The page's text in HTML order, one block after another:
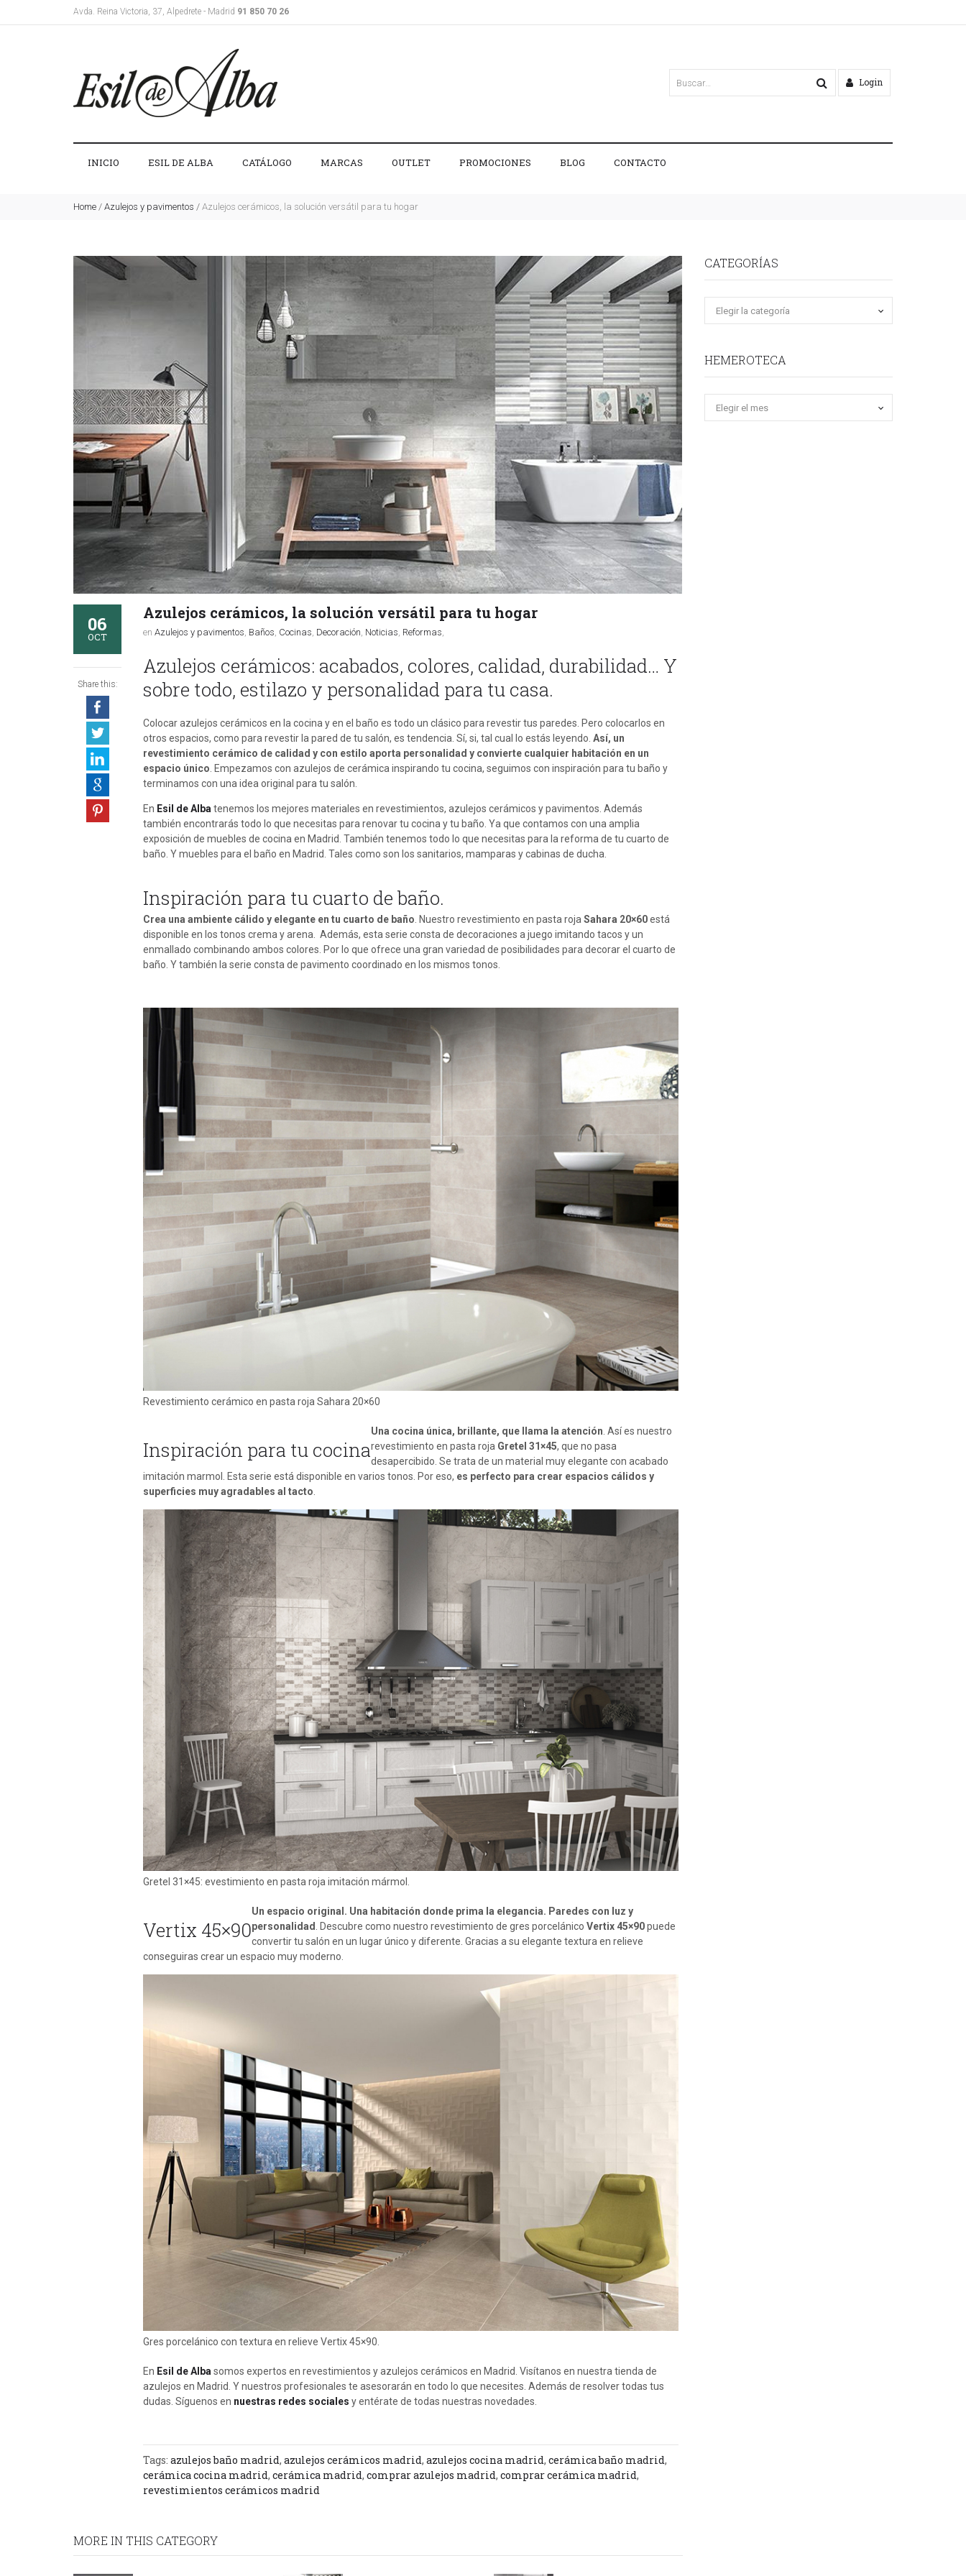
Avda. Reina Victoria, 37, Alpedrete - Madrid 91 850 70 26
Login
INICIO ESIL DE ALBA CATÁLOGO MARCAS OUTLET PROMOCIONES BLOG CONTACTO
Home / Azulejos y pavimentos / Azulejos cerámicos, la solución versátil para tu hogar
CATEGORÍAS
HEMEROTECA
06
OCT
Share this:
Azulejos cerámicos, la solución versátil para tu hogar
en Azulejos y pavimentos, Baños, Cocinas, Decoración, Noticias, Reformas,
Azulejos cerámicos: acabados, colores, calidad, durabilidad… Y
sobre todo, estilazo y personalidad para tu casa.
Colocar azulejos cerámicos en la cocina y en el baño es todo un clásico para revestir tus paredes. Pero colocarlos en
otros espacios, como para revestir la pared de tu salón, es tendencia. Sí, si, tal cual lo estás leyendo. Así, un
revestimiento cerámico de calidad y con estilo aporta personalidad y convierte cualquier habitación en un
espacio único . Empezamos con azulejos de cerámica inspirando tu cocina, seguimos con inspiración para tu baño y
terminamos con una idea original para tu salón.
En Esil de Alba tenemos los mejores materiales en revestimientos, azulejos cerámicos y pavimentos. Además
también encontrarás todo lo que necesitas para renovar tu cocina y tu baño. Ya que contamos con una amplia
exposición de muebles de cocina en Madrid. También tenemos todo lo que necesitas para la reforma de tu cuarto de
baño. Y muebles para el baño en Madrid. Tales como son los sanitarios, mamparas y cabinas de ducha.
Inspiración para tu cuarto de baño.
Crea una ambiente cálido y elegante en tu cuarto de baño . Nuestro revestimiento en pasta roja Sahara 20×60está
disponible en los tonos crema y arena. Además, esta serie consta de decoraciones a juego imitando tacos y un
enmallado combinando ambos colores. Por lo que ofrece una gran variedad de posibilidades para decorar el cuarto de
baño. Y también la serie consta de pavimento coordinado en los mismos tonos.
Revestimiento cerámico en pasta roja Sahara 20×60
Inspiración para tu cocina
Una cocina única, brillante, que llama la atención . Así es nuestro
revestimiento en pasta roja Gretel 31×45, que no pasa
desapercibido. Se trata de un material muy elegante con acabado
imitación marmol. Esta serie está disponible en varios tonos. Por eso, es perfecto para crear espacios cálidos y
superficies muy agradables al tacto
Gretel 31×45: evestimiento en pasta roja imitación mármol.
Vertix 45×90
Un espacio original. Una habitación donde prima la elegancia. Paredes con luz y
personalidad . Descubre como nuestro revestimiento de gres porcelánico Vertix 45×90puede
convertir tu salón en un lugar único y diferente. Gracias a su elegante textura en relieve
conseguiras crear un espacio muy moderno.
Gres porcelánico con textura en relieve Vertix 45×90.
En Esil de Alba somos expertos en revestimientos y azulejos cerámicos en Madrid. Visítanos en nuestra tienda de
azulejos en Madrid. Y nuestros profesionales te asesorarán en todo lo que necesites. Además de resolver todas tus
dudas. Síguenos en nuestras redes sociales y entérate de todas nuestras novedades.
Tags: azulejos baño madrid, azulejos cerámicos madrid, azulejos cocina madrid, cerámica baño madrid,
cerámica cocina madrid, cerámica madrid, comprar azulejos madrid, comprar cerámica madrid,
revestimientos cerámicos madrid
MORE IN THIS CATEGORY